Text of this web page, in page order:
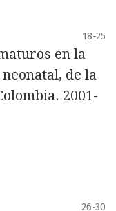
18-25
en la
de la
2001-
26-30